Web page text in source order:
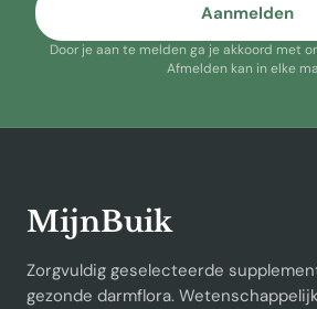
Aanmelden
Door je aan te melden ga je akkoord met
Afmelden kan in elke
MijnBuik
Zorgvuldig geselecteerde
gezonde darmflora.